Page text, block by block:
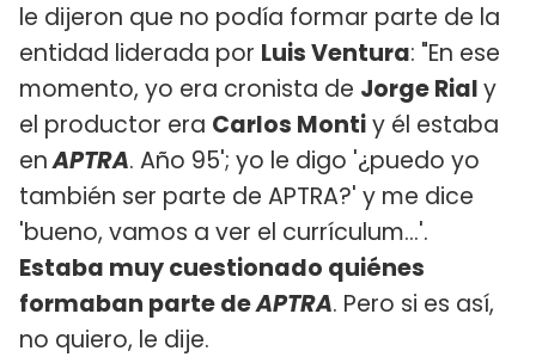
le dijeron que no podía formar parte de la
entidad liderada por Luis Ventura: "En ese
momento, yo era cronista de Jorge Rialy
el productor era Carlos Montiy él estaba
enAPTRA. Año 95'; yo le digo '¿puedo yo
también ser parte de APTRA?' y me dice
'bueno, vamos a ver el currículum...'.
Estaba muy cuestionado quiénes
formaban parte deAPTRA. Pero si es así,
no quiero, le dije.